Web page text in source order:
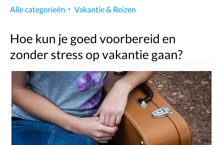
Alle categorieën Vakantie & Reizen
Hoe kun je goed voorbereid en
zonder stress op vakantie gaan?